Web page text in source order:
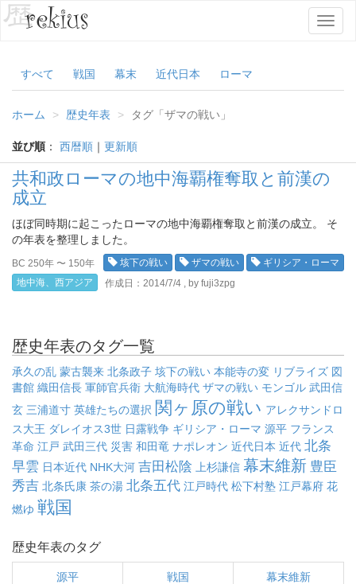
T
o
i
g
n
すべて 戦国 幕末 近代日本 ローマ
ホーム 歴史年表 タグ「ザマの戦い」
並び順 ： 西暦順 ｜ 更新順
共和政ローマの地中海覇権奪取と前漢の
成立
ほぼ同時期に起こったローマの地中海覇権奪取と前漢の成立。 そ
の年表を整理しました。
BC 250年 〜 150年 垓下の戦い ザマの戦い
ギリシア・ローマ
地中海、西アジア
作成日：2014/7/4 , by fuji3zpg
歴史年表のタグ一覧
承久の乱 蒙古襲来 北条政子 垓下の戦い 本能寺の変 リブライズ 図
書館 織田信長 軍師官兵衛 大航海時代 ザマの戦い モンゴル 武田信
玄 三浦道寸 英雄たちの選択 関ヶ原の戦い アレクサンドロ
ス大王 ダレイオス3世 日露戦争 ギリシア・ローマ 源平 フランス
革命 江戸 武田三代 災害 和田竜 ナポレオン 近代日本 近代 北条
早雲 日本近代 NHK大河 吉田松陰 上杉謙信 幕末維新 豊臣
秀吉 北条氏康 茶の湯 北条五代 江戸時代 松下村塾 江戸幕府 花
燃ゆ 戦国
歴史年表のタグ
源平 戦国 幕末維新